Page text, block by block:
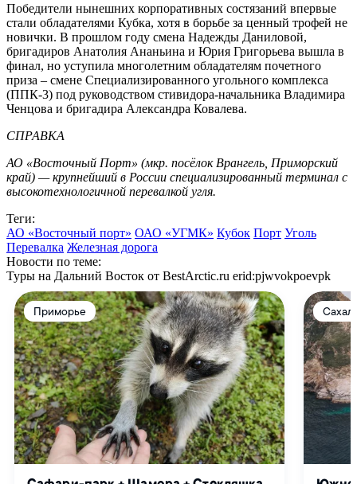
Победители нынешних корпоративных состязаний впервые
стали обладателями Кубка, хотя в борьбе за ценный трофей не
новички. В прошлом году смена Надежды Даниловой,
бригадиров Анатолия Ананьина и Юрия Григорьева вышла в
финал, но уступила многолетним обладателям почетного
приза – смене Специализированного угольного комплекса
(ППК-3) под руководством стивидора-начальника Владимира
Ченцова и бригадира Александра Ковалева.
СПРАВКА
АО «Восточный Порт» (мкр. посёлок Врангель, Приморский
край) — крупнейший в России специализированный терминал с
высокотехнологичной перевалкой угля.
Теги:
АО «Восточный порт» ОАО «УГМК» Кубок Порт Уголь
Перевалка Железная дорога
Новости по теме:
Туры на Дальний Восток от BestArctic.ru erid:pjwvokpoevpk